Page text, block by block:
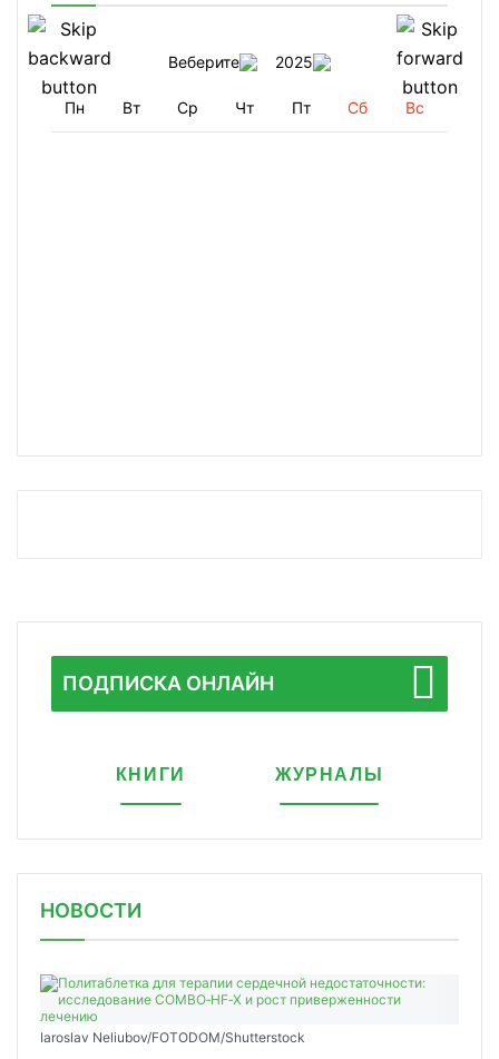
Веберите 2025
Пн Вт Ср Чт Пт Сб Вс
ПОДПИСКА ОНЛАЙН
КНИГИ ЖУРНАЛЫ
НОВОСТИ
Iaroslav Neliubov/FOTODOM/Shutterstoсk